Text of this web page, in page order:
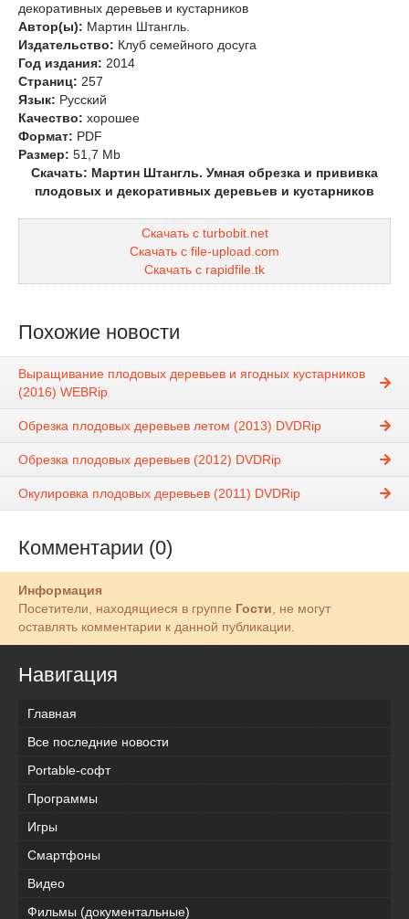
декоративных деревьев и кустарников
Автор(ы): Мартин Штангль.
Издательство: Клуб семейного досуга
Год издания: 2014
Страниц: 257
Язык: Русский
Качество: хорошее
Формат: PDF
Размер: 51,7 Mb
Скачать: Мартин Штангль. Умная обрезка и прививка
плодовых и декоративных деревьев и кустарников
Скачать с turbobit.net
Скачать с file-upload.com
Скачать с rapidfile.tk
Похожие новости
Выращивание плодовых деревьев и ягодных кустарников
(2016) WEBRip
Обрезка плодовых деревьев летом (2013) DVDRip
Обрезка плодовых деревьев (2012) DVDRip
Окулировка плодовых деревьев (2011) DVDRip
Комментарии (0)
Информация
Посетители, находящиеся в группе Гости, не могут
оставлять комментарии к данной публикации.
Навигация
Главная
Все последние новости
Portable-софт
Программы
Игры
Смартфоны
Видео
Фильмы (документальные)